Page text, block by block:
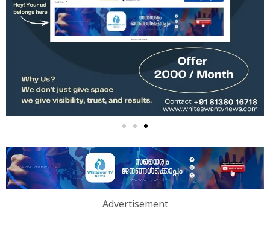
Advertisement